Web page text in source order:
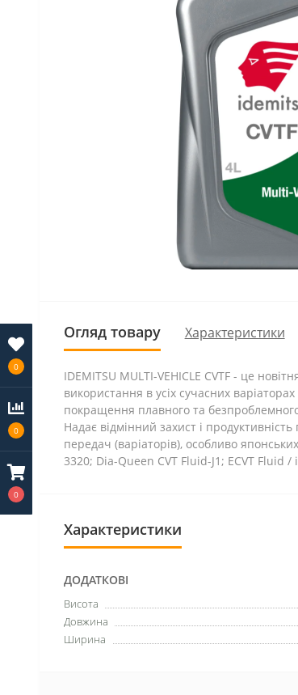
0
0
0
Огляд товару Характеристики
IDEMITSU MULTI-VEHICLE CVTF - це
використання в усіх сучасних
покращення плавного та
Надає відмінний захист і
передач (варіаторів), особливо
3320; Dia-Queen CVT Fluid-J1; ECVT Fluid
Характеристики
ДОДАТКОВІ
Висота
Довжина
Ширина